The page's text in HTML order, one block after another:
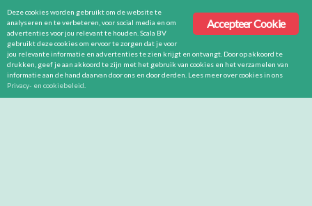
Accepteer Cookie
Deze cookies worden gebruikt om de website te
analyseren en te verbeteren, voor social media en om
advertenties voor jou relevant te houden. Scala BV
gebruikt deze cookies om ervoor te zorgen dat je voor
jou relevante informatie en advertenties te zien krijgt en ontvangt. Door op akkoord te
drukken, geef je aan akkoord te zijn met het gebruik van cookies en het verzamelen van
informatie aan de hand daarvan door ons en door derden. Lees meer over cookies in ons
Privacy- en cookiebeleid